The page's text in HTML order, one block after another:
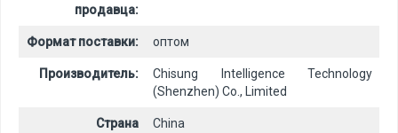
продавца:
Формат поставки: оптом
Производитель:
Chisung Intelligence Technology
(Shenzhen) Co., Limited
Страна
China